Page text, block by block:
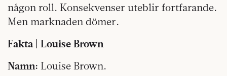
någon roll. Konsekvenser uteblir fortfarande.
Men marknaden dömer.
Fakta | Louise Brown
Namn: Louise Brown.